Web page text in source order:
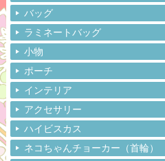
バッグ
ラミネートバッグ
小物
ポーチ
インテリア
アクセサリー
ハイビスカス
ネコちゃんチョーカー（首輪）